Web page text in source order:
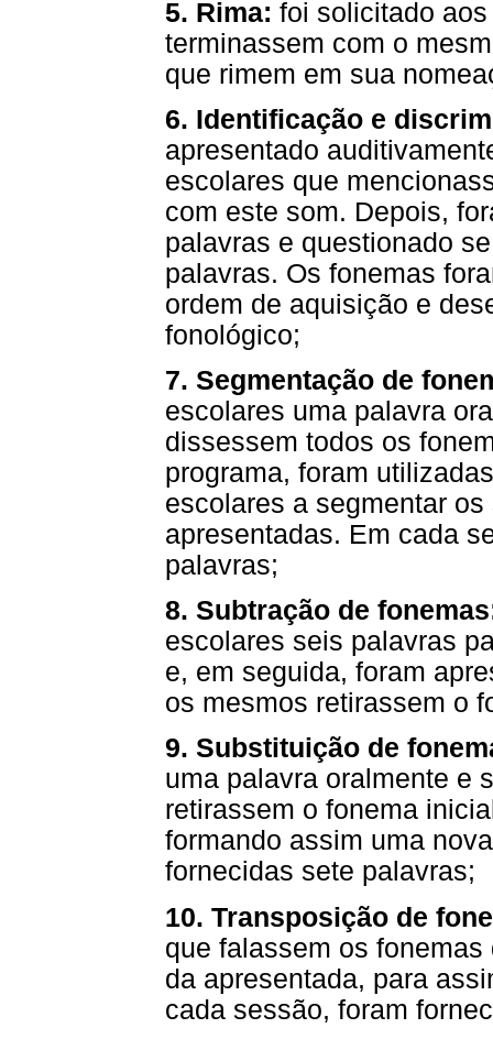
5. Rima: foi solicitado
terminassem com o
que rimem em sua
6. Identificação e
apresentado
escolares que
com este som. Depois,
palavras e questionado
palavras. Os fonemas
ordem de aquisição e
fonológico;
7. Segmentação de
escolares uma palavra
dissessem todos os
programa, foram
escolares a segmentar
apresentadas. Em cada
palavras;
8. Subtração de
escolares seis palavras
e, em seguida, foram
os mesmos retirassem o
9. Substituição de
uma palavra oralmente e
retirassem o fonema
formando assim uma
fornecidas sete palavras;
10. Transposição de
que falassem os
da apresentada, para
cada sessão, foram